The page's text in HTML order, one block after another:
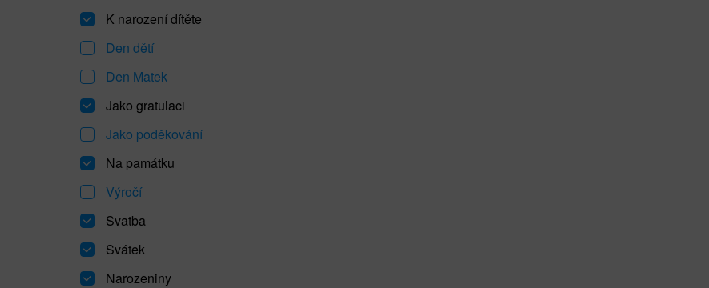
K narození dítěte
Den dětí
Den Matek
Jako gratulaci
Jako poděkování
Na památku
Výročí
Svatba
Svátek
Narozeniny